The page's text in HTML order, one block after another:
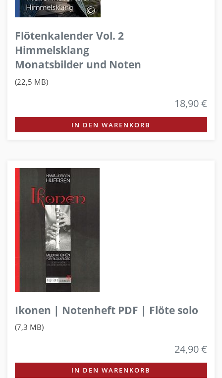
Flötenkalender Vol. 2
Himmelsklang
Monatsbilder und Noten
(22,5 MB)
18,90 €
IN DEN WARENKORB
Ikonen | Notenheft PDF | Flöte solo
(7,3 MB)
24,90 €
IN DEN WARENKORB